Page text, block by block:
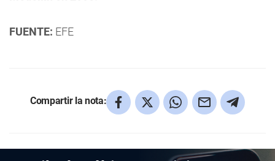
FUENTE: EFE
Compartir la nota: